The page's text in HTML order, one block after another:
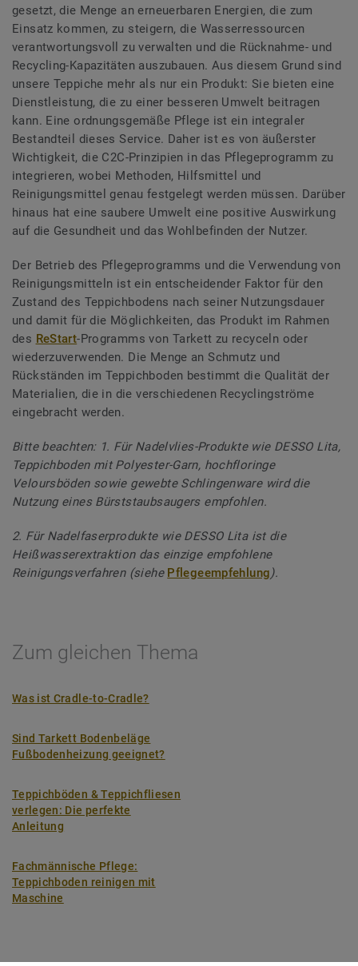
gesetzt, die Menge an erneuerbaren Energien, die zum
Einsatz kommen, zu steigern, die Wasserressourcen
verantwortungsvoll zu verwalten und die Rücknahme- und
Recycling-Kapazitäten auszubauen. Aus diesem Grund sind
unsere Teppiche mehr als nur ein Produkt: Sie bieten eine
Dienstleistung, die zu einer besseren Umwelt beitragen
kann. Eine ordnungsgemäße Pflege ist ein integraler
Bestandteil dieses Service. Daher ist es von äußerster
Wichtigkeit, die C2C-Prinzipien in das Pflegeprogramm zu
integrieren, wobei Methoden, Hilfsmittel und
Reinigungsmittel genau festgelegt werden müssen. Darüber
hinaus hat eine saubere Umwelt eine positive Auswirkung
auf die Gesundheit und das Wohlbefinden der Nutzer.
Der Betrieb des Pflegeprogramms und die Verwendung von
Reinigungsmitteln ist ein entscheidender Faktor für den
Zustand des Teppichbodens nach seiner Nutzungsdauer
und damit für die Möglichkeiten, das Produkt im Rahmen
des ReStart-Programms von Tarkett zu recyceln oder
wiederzuverwenden. Die Menge an Schmutz und
Rückständen im Teppichboden bestimmt die Qualität der
Materialien, die in die verschiedenen Recyclingströme
eingebracht werden.
Bitte beachten: 1. Für Nadelvlies-Produkte wie DESSO Lita,
Teppichboden mit Polyester-Garn, hochfloringe
Veloursböden sowie gewebte Schlingenware wird die
Nutzung eines Bürststaubsaugers empfohlen.
2. Für Nadelfaserprodukte wie DESSO Lita ist die
Heißwasserextraktion das einzige empfohlene
Reinigungsverfahren (siehe Pflegeempfehlung).
Zum gleichen Thema
Was ist Cradle-to-Cradle?
Sind Tarkett Bodenbeläge
Fußbodenheizung geeignet?
Teppichböden & Teppichfliesen
verlegen: Die perfekte
Anleitung
Fachmännische Pflege:
Teppichboden reinigen mit
Maschine